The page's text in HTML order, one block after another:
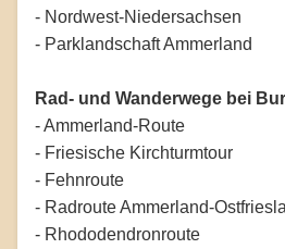
- Nordwest-Niedersachsen
- Parklandschaft Ammerland
Rad- und Wanderwege bei
- Ammerland-Route
- Friesische Kirchturmtour
- Fehnroute
- Radroute Ammerland-
- Rhododendronroute